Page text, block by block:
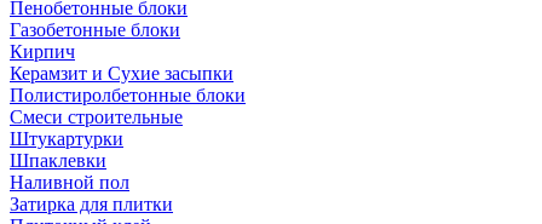
Пенобетонные блоки
Газобетонные блоки
Кирпич
Керамзит и Сухие засыпки
Полистиролбетонные блоки
Смеси строительные
Штукартурки
Шпаклевки
Наливной пол
Затирка для плитки